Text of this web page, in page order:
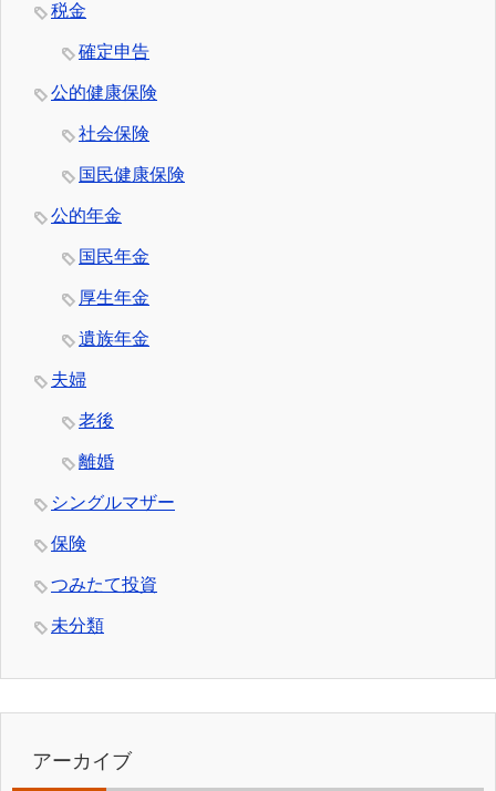
税金
確定申告
公的健康保険
社会保険
国民健康保険
公的年金
国民年金
厚生年金
遺族年金
夫婦
老後
離婚
シングルマザー
保険
つみたて投資
未分類
アーカイブ